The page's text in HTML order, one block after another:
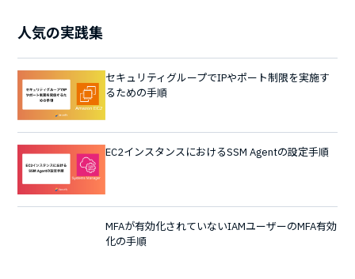
人気の実践集
セキュリティグループでIPやポート制限を実施す
るための手順
EC2インスタンスにおけるSSM Agentの設定手順
MFAが有効化されていないIAMユーザーのMFA有効
化の手順